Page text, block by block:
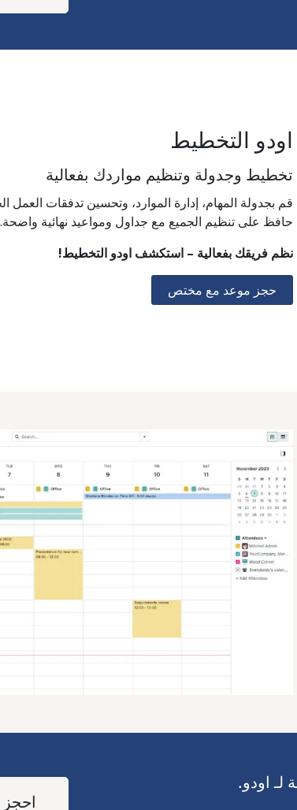
اودو التخطيط
تخطيط وجدولة وتنظيم مواردك بفعالية
قم بجدولة المهام، إدارة الموارد، وتحسين تدفقات
حافظ على تنظيم الجميع مع جداول ومواعيد نهائية واضحة.
نظم فريقك بفعالية – استكشف اودو التخطيط!
حجز موعد مع مختص
اودو.